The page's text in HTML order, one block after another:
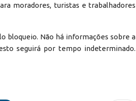
moradores, turistas e trabalhadores
bloqueio. Não há informações sobre a
seguirá por tempo indeterminado.